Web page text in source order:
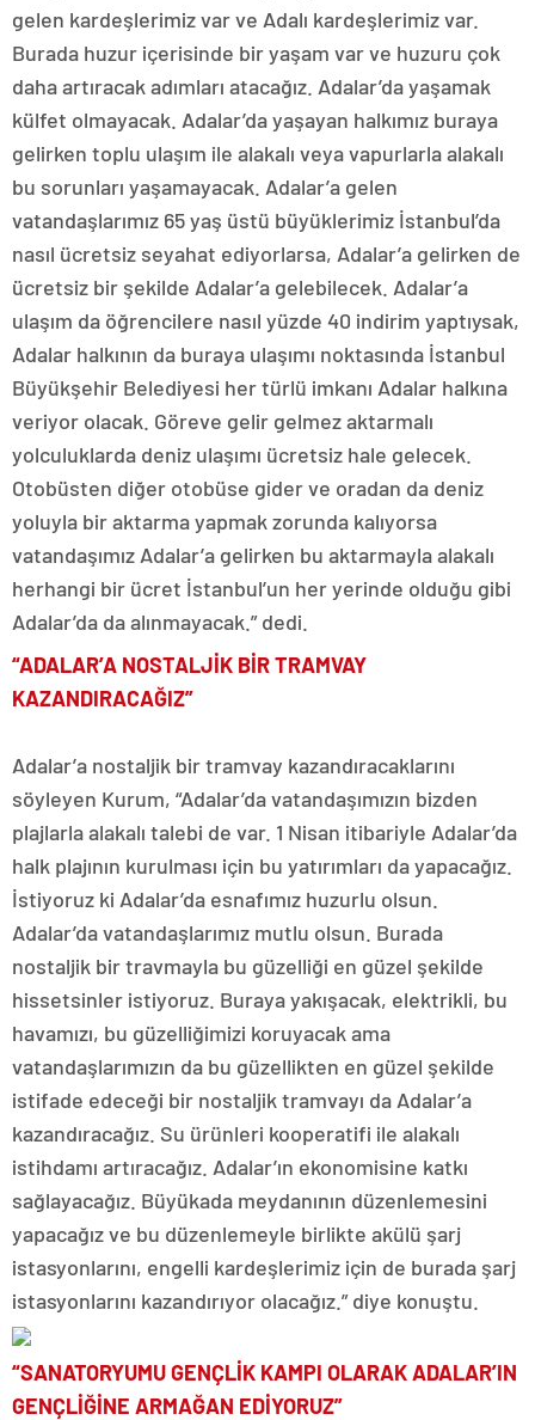
gelen kardeşlerimiz var ve Adalı kardeşlerimiz var.
Burada huzur içerisinde bir yaşam var ve huzuru çok
daha artıracak adımları atacağız. Adalar’da yaşamak
külfet olmayacak. Adalar’da yaşayan halkımız buraya
gelirken toplu ulaşım ile alakalı veya vapurlarla alakalı
bu sorunları yaşamayacak. Adalar’a gelen
vatandaşlarımız 65 yaş üstü büyüklerimiz İstanbul’da
nasıl ücretsiz seyahat ediyorlarsa, Adalar’a gelirken de
ücretsiz bir şekilde Adalar’a gelebilecek. Adalar’a
ulaşım da öğrencilere nasıl yüzde 40 indirim yaptıysak,
Adalar halkının da buraya ulaşımı noktasında İstanbul
Büyükşehir Belediyesi her türlü imkanı Adalar halkına
veriyor olacak. Göreve gelir gelmez aktarmalı
yolculuklarda deniz ulaşımı ücretsiz hale gelecek.
Otobüsten diğer otobüse gider ve oradan da deniz
yoluyla bir aktarma yapmak zorunda kalıyorsa
vatandaşımız Adalar’a gelirken bu aktarmayla alakalı
herhangi bir ücret İstanbul’un her yerinde olduğu gibi
Adalar’da da alınmayacak.” dedi.
“ADALAR’A NOSTALJİK BİR TRAMVAY
KAZANDIRACAĞIZ”
Adalar’a nostaljik bir tramvay kazandıracaklarını
söyleyen Kurum, “Adalar’da vatandaşımızın bizden
plajlarla alakalı talebi de var. 1 Nisan itibariyle Adalar’da
halk plajının kurulması için bu yatırımları da yapacağız.
İstiyoruz ki Adalar’da esnafımız huzurlu olsun.
Adalar’da vatandaşlarımız mutlu olsun. Burada
nostaljik bir travmayla bu güzelliği en güzel şekilde
hissetsinler istiyoruz. Buraya yakışacak, elektrikli, bu
havamızı, bu güzelliğimizi koruyacak ama
vatandaşlarımızın da bu güzellikten en güzel şekilde
istifade edeceği bir nostaljik tramvayı da Adalar’a
kazandıracağız. Su ürünleri kooperatifi ile alakalı
istihdamı artıracağız. Adalar’ın ekonomisine katkı
sağlayacağız. Büyükada meydanının düzenlemesini
yapacağız ve bu düzenlemeyle birlikte akülü şarj
istasyonlarını, engelli kardeşlerimiz için de burada şarj
istasyonlarını kazandırıyor olacağız.” diye konuştu.
“SANATORYUMU GENÇLİK KAMPI OLARAK ADALAR’IN
GENÇLİĞİNE ARMAĞAN EDİYORUZ”